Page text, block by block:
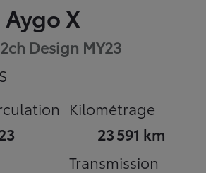
X
Design MY23
Kilométrage
23 591 km
Transmission